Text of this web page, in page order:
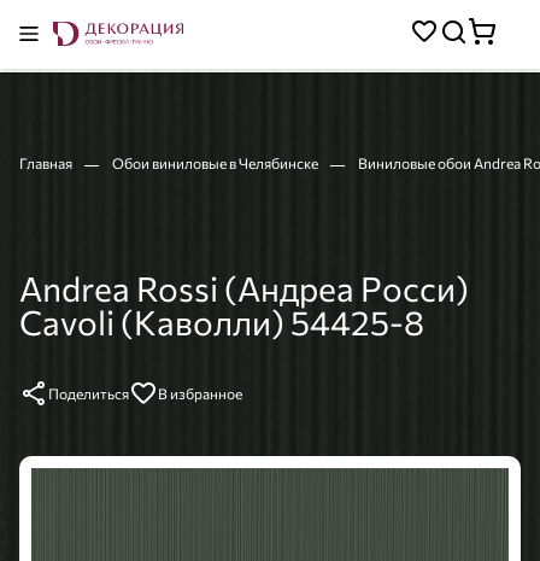
Главная Обои виниловые в Челябинске Виниловые обои Andrea
Andrea Rossi (Андреа Росси)
Cavoli (Каволли) 54425-8
Поделиться В избранное